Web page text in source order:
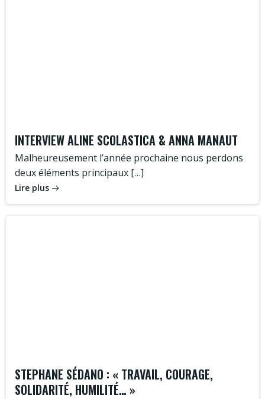
INTERVIEW ALINE SCOLASTICA & ANNA MANAUT
Malheureusement l’année prochaine nous perdons
deux éléments principaux […]
Lire plus
STEPHANE SÉDANO : « TRAVAIL, COURAGE,
SOLIDARITÉ, HUMILITÉ… »